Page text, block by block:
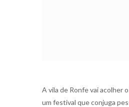
A vila de Ronfe vai acolher o
um festival que conjuga